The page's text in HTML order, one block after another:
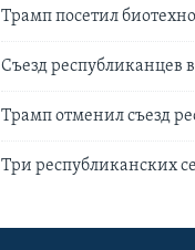
Трамп посетил
Съезд республиканцев
Трамп отменил съезд
Три республиканских